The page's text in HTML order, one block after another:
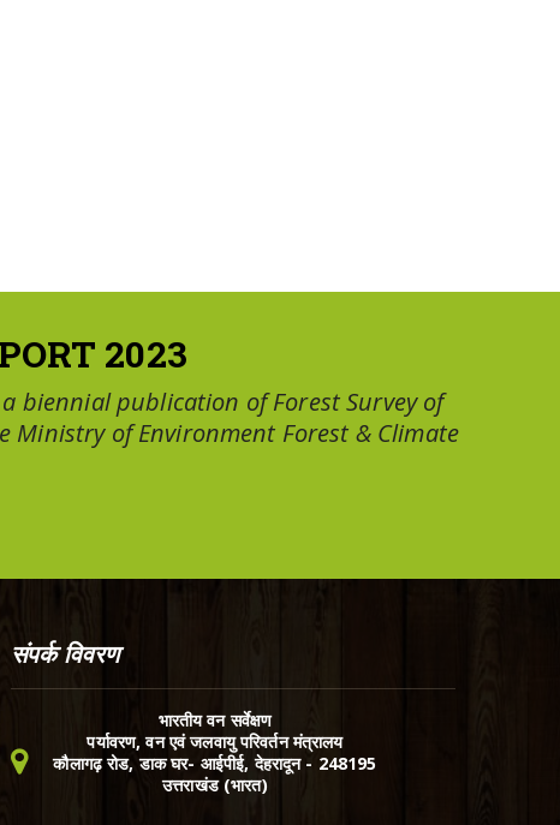
2023
biennial publication of Forest Survey of
Ministry of Environment Forest & Climate
संपर्क विवरण
भारतीय वन सर्वेक्षण
पर्यावरण, वन एवं जलवायु परिवर्तन मंत्रालय
कौलागढ़ रोड, डाक घर- आईपीई, देहरादून - 248195
उत्तराखंड (भारत)